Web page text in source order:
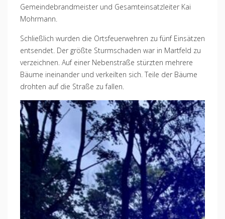
Gemeindebrandmeister und Gesamteinsatzleiter Kai
Mohrmann.
Schließlich wurden die Ortsfeuerwehren zu fünf Einsätzen
entsendet. Der größte Sturmschaden war in Martfeld zu
verzeichnen. Auf einer Nebenstraße stürzten mehrere
Bäume ineinander und verkeilten sich. Teile der Bäume
drohten auf die Straße zu fallen.